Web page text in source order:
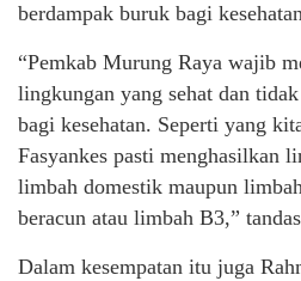
berdampak buruk bagi
“Pemkab Murung Raya wajib
lingkungan yang sehat dan
bagi kesehatan. Seperti yang
Fasyankes pasti menghasilkan
limbah domestik maupun
beracun atau limbah B3,”
Dalam kesempatan itu juga